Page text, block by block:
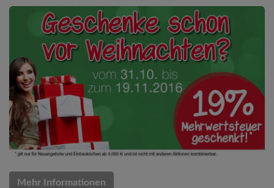
Mehr Informationen